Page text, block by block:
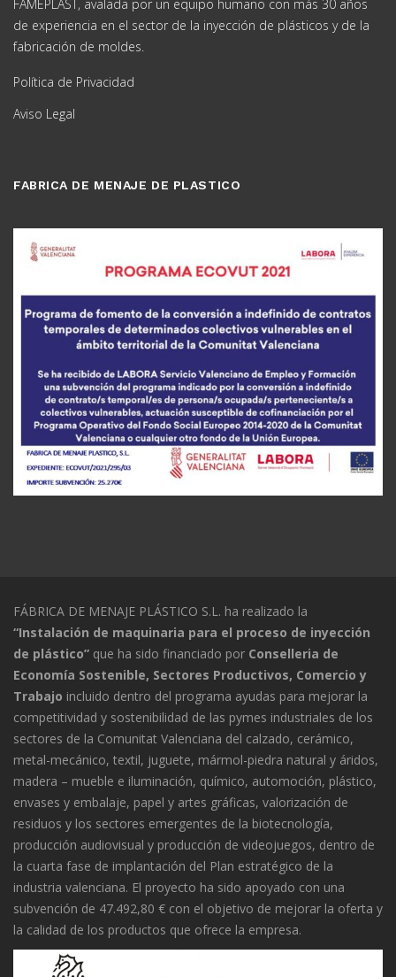
FAMEPLAST, avalada por un equipo humano con más 30 años
de experiencia en el sector de la inyección de plásticos y de la
fabricación de moldes.
Política de Privacidad
Aviso Legal
FABRICA DE MENAJE DE PLASTICO
FÁBRICA DE MENAJE PLÁSTICO S.L. ha realizado la
“Instalación de maquinaria para el proceso de inyección
de plástico” que ha sido financiado por Conselleria de
Economía Sostenible, Sectores Productivos, Comercio y
Trabajo incluido dentro del programa ayudas para mejorar la
competitividad y sostenibilidad de las pymes industriales de los
sectores de la Comunitat Valenciana del calzado, cerámico,
metal-mecánico, textil, juguete, mármol-piedra natural y áridos,
madera – mueble e iluminación, químico, automoción, plástico,
envases y embalaje, papel y artes gráficas, valorización de
residuos y los sectores emergentes de la biotecnología,
producción audiovisual y producción de videojuegos, dentro de
la cuarta fase de implantación del Plan estratégico de la
industria valenciana. El proyecto ha sido apoyado con una
subvención de 47.492,80 € con el objetivo de mejorar la oferta y
la calidad de los productos que ofrece la empresa.